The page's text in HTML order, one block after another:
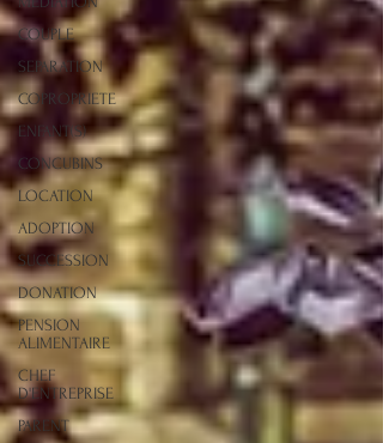
COUPLE
SEPARATION
COPROPRIETE
ENFANT(S)
CONCUBINS
LOCATION
ADOPTION
SUCCESSION
DONATION
PENSION
ALIMENTAIRE
CHEF
D'ENTREPRISE
PARENT